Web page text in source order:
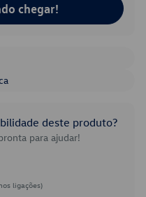
chegar!
deste produto?
para ajudar!
ligações)